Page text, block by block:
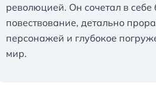
революцией. Он сочетал в себе
повествование, детально
персонажей и глубокое
мир.